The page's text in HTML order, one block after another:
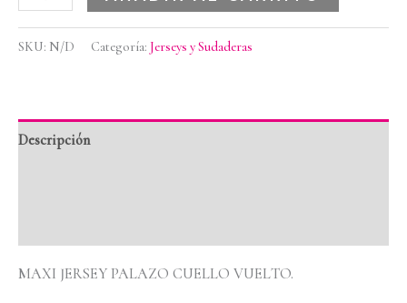
SKU: N/D Categoría: Jerseys y Sudaderas
Descripción
MAXI JERSEY PALAZO CUELLO VUELTO.